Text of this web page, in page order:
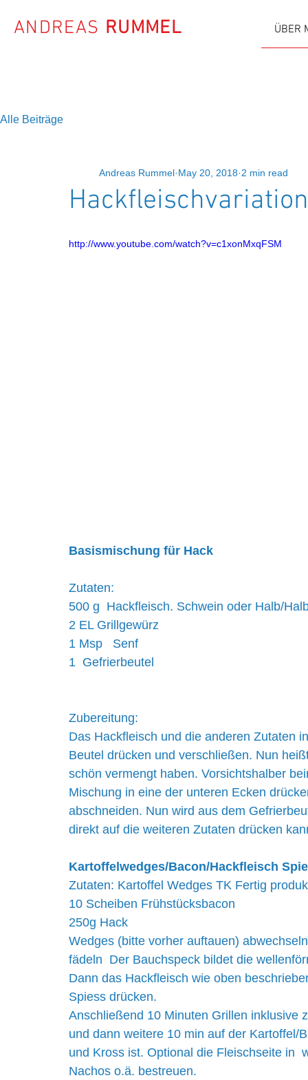
ANDREAS RUMMEL ÜBER
Alle Beiträge
Andreas Rummel May 20, 2018 2 min read
http://www.youtube.com/watch?v=c1xonMxqFSM
Basismischung für Hack
Zutaten:
500 g  Hackfleisch. Schwein oder Halb/
2 EL Grillgewürz
1 Msp   Senf
1  Gefrierbeutel
Zubereitung:
Das Hackfleisch und die anderen Zutaten
Beutel drücken und verschließen. Nun
schön vermengt haben. Vorsichtshalber
Mischung in eine der unteren Ecken
abschneiden. Nun wird aus dem
direkt auf die weiteren Zutaten drücken
Kartoffelwedges/Bacon/Hackfleisch
Zutaten: Kartoffel Wedges TK Fertig
10 Scheiben Frühstücksbacon
250g Hack
Wedges (bitte vorher auftauen)
fädeln  Der Bauchspeck bildet die
Dann das Hackfleisch wie oben
Spiess drücken.
Anschließend 10 Minuten Grillen inklusive
und dann weitere 10 min auf der
und Kross ist. Optional die Fleischseite in
Nachos o.ä. bestreuen.